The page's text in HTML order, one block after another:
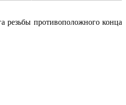
резьбы противоположного конца